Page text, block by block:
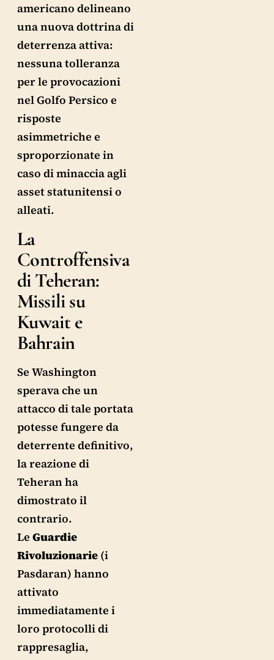
americano delineano
una nuova dottrina di
deterrenza attiva:
nessuna tolleranza
per le provocazioni
nel Golfo Persico e
risposte
asimmetriche e
sproporzionate in
caso di minaccia agli
asset statunitensi o
alleati.
La
Controffensiva
di Teheran:
Missili su
Kuwait e
Bahrain
Se Washington
sperava che un
attacco di tale portata
potesse fungere da
deterrente definitivo,
la reazione di
Teheran ha
dimostrato il
contrario.
Le Guardie
Rivoluzionarie(i
Pasdaran) hanno
attivato
immediatamente i
loro protocolli di
rappresaglia,